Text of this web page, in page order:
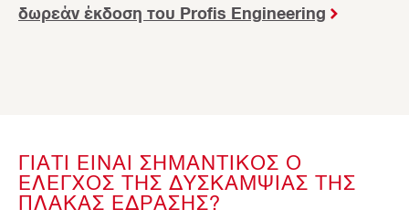
δωρεάν έκδοση του Profis Engineering
ΓΙΑΤΙ ΕΙΝΑΙ ΣΗΜΑΝΤΙΚΟΣ Ο
ΕΛΕΓΧΟΣ ΤΗΣ ΔΥΣΚΑΜΨΙΑΣ ΤΗΣ
ΠΛΑΚΑΣ ΕΔΡΑΣΗΣ?